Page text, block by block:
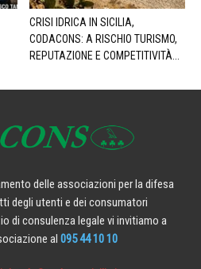
CRISI IDRICA IN SICILIA,
CODACONS: A RISCHIO TURISMO,
REPUTAZIONE E COMPETITIVITÀ...
delle associazioni per la difesa
degli utenti e dei consumatori
di consulenza legale vi invitiamo a
al 095 44 10 10